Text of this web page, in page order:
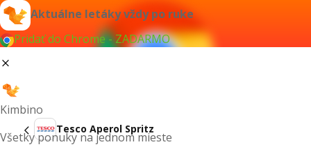
Aktuálne letáky vždy po ruke
Pridať do Chrome - ZADARMO
Kimbino
Všetky ponuky na jednom mieste
Tesco Aperol Spritz